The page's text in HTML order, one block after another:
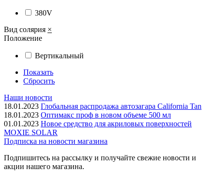
380V
Вид солярия ×
Положение
Вертикальный
Показать
Сбросить
Наши новости
18.01.2023 Глобальная распродажа автозагара California Tan
18.01.2023 Оптимакс проф в новом объеме 500 мл
01.01.2023 Новое средство для акриловых поверхностей
MOXIE SOLAR
Подписка на новости магазина
Подпишитесь на рассылку и получайте свежие новости и
акции нашего магазина.